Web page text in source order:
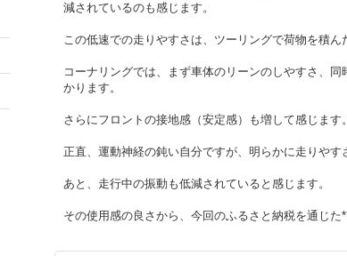
減されているのも感じます。
この低速での走りやすさは、ツーリングで荷物を積
コーナリングでは、まず車体のリーンのしやすさ、
かります。
さらにフロントの接地感（安定感）も増して感じます。
正直、運動神経の鈍い自分ですが、明らかに走りやす
あと、走行中の振動も低減されていると感じます。
その使用感の良さから、今回のふるさと納税を通じた